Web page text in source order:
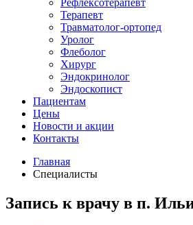
Терапевт
Травматолог-ортопед
Уролог
Флеболог
Хирург
Эндокринолог
Эндоскопист
Пациентам
Цены
Новости и акции
Контакты
Главная
Специалисты
Запись к врачу в п.